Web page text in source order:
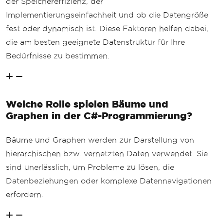
Implementierungseinfachheit und ob die Datengröße
fest oder dynamisch ist. Diese Faktoren helfen dabei,
die am besten geeignete Datenstruktur für Ihre
Bedürfnisse zu bestimmen.
Welche Rolle spielen Bäume und
Graphen in der C#-Programmierung?
Bäume und Graphen werden zur Darstellung von
hierarchischen bzw. vernetzten Daten verwendet. Sie
sind unerlässlich, um Probleme zu lösen, die
Datenbeziehungen oder komplexe Datennavigationen
erfordern.